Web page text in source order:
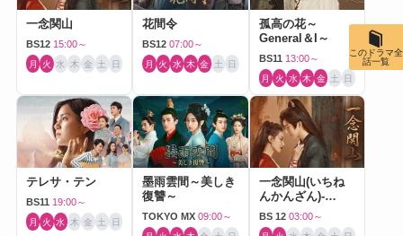
一念関山
BS12 15:00～
月 火 水 木 金 土 日
花間令
BS12 07:00～
月 火 水 木 金 土 日
孤高の花～
General＆I～
BS11 13:00～
月 火 水 木 金 土 日
テレサ・テン
BS11 19:00～
月 火 水 木 金 土 日
墨雨雲間～美しき
復讐～
TOKYO MX 09:00～
一念関山(いちね
んかんざん)-
Journey to Love-
BS 12 03:00～
このドラマ全
話一覧